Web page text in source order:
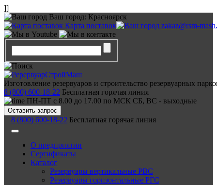
]]
Ваш город: Красноярск
Карта поставок
zakaz@rsm-
Изготовление резервуаров и строительство резервуарных
8 (800) 600-18-22 Бесплатная горячая линия
ПН-ПТ с 8.00 до 17.00 по МСК СБ, ВС - выходные
Оставить запрос
8 (800) 600-18-22 Бесплатная горячая линия
О предприятии
Сертификаты
Каталог
Резервуары вертикальные РВС
Резервуары горизонтальные РГС